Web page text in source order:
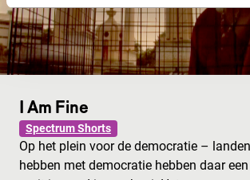
I Am Fine
Spectrum Shorts
Op het plein voor de democratie –
hebben met democratie hebben daar